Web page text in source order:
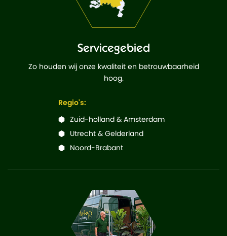
Servicegebied
Zo houden wij onze kwaliteit en betrouwbaarheid
hoog.
Regio's:
Zuid-holland & Amsterdam
Utrecht & Gelderland
Noord-Brabant